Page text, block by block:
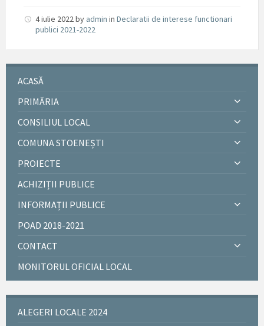
4 iulie 2022by admin in Declaratii de interese functionari
publici 2021-2022
ACASĂ
PRIMĂRIA
CONSILIUL LOCAL
COMUNA STOENEȘTI
PROIECTE
ACHIZIȚII PUBLICE
INFORMAȚII PUBLICE
POAD 2018-2021
CONTACT
MONITORUL OFICIAL LOCAL
ALEGERI LOCALE 2024